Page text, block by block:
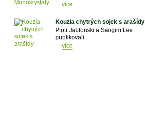
více
Kouzla chytrých sojek s arašídy
Piotr Jablonski a Sangim Lee
publikovali ...
více